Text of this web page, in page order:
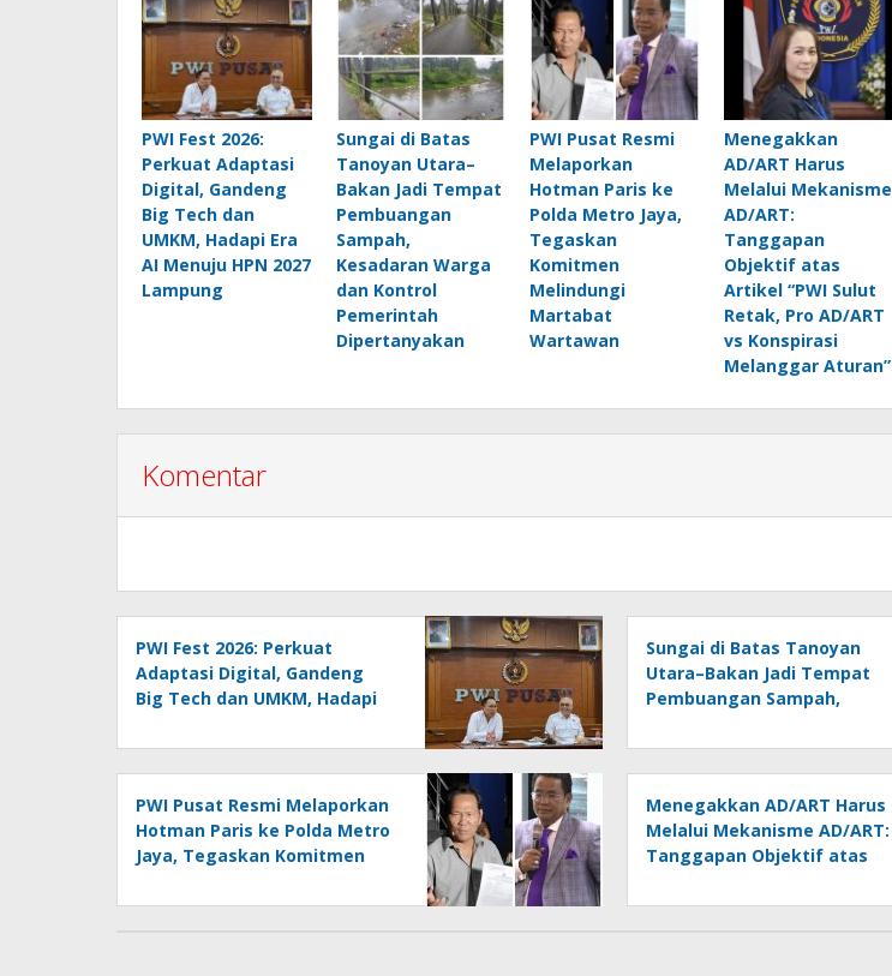
PWI Fest 2026:
Perkuat Adaptasi
Digital, Gandeng
Big Tech dan
UMKM, Hadapi Era
AI Menuju HPN 2027
Lampung
Sungai di Batas
Tanoyan Utara–
Bakan Jadi Tempat
Pembuangan
Sampah,
Kesadaran Warga
dan Kontrol
Pemerintah
Dipertanyakan
PWI Pusat Resmi
Melaporkan
Hotman Paris ke
Polda Metro Jaya,
Tegaskan
Komitmen
Melindungi
Martabat
Wartawan
Menegakkan
AD/ART Harus
Melalui Mekanisme
AD/ART:
Tanggapan
Objektif atas
Artikel “PWI Sulut
Retak, Pro AD/ART
vs Konspirasi
Melanggar Aturan”
Komentar
PWI Fest 2026: Perkuat
Adaptasi Digital, Gandeng
Big Tech dan UMKM, Hadapi
Lampung
Sungai di Batas Tanoyan
Utara–Bakan Jadi Tempat
Pembuangan Sampah,
Kontrol Pemerintah
Dipertanyakan
PWI Pusat Resmi Melaporkan
Hotman Paris ke Polda Metro
Jaya, Tegaskan Komitmen
Wartawan
Menegakkan AD/ART Harus
Melalui Mekanisme AD/ART:
Tanggapan Objektif atas
AD/ART vs Konspirasi